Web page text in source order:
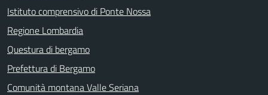
Istituto comprensivo di Ponte Nossa
Regione Lombardia
Questura di bergamo
Prefettura di Bergamo
Comunità montana Valle Seriana